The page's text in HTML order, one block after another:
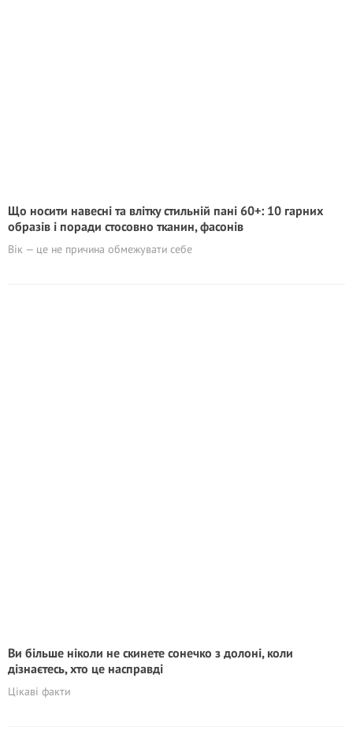
Що носити навесні та влітку стильній пані 60+: 10 гарних
образів і поради стосовно тканин, фасонів
Вік — це не причина обмежувати себе
Ви більше ніколи не скинете сонечко з долоні, коли
дізнаєтесь, хто це насправді
Цікаві факти